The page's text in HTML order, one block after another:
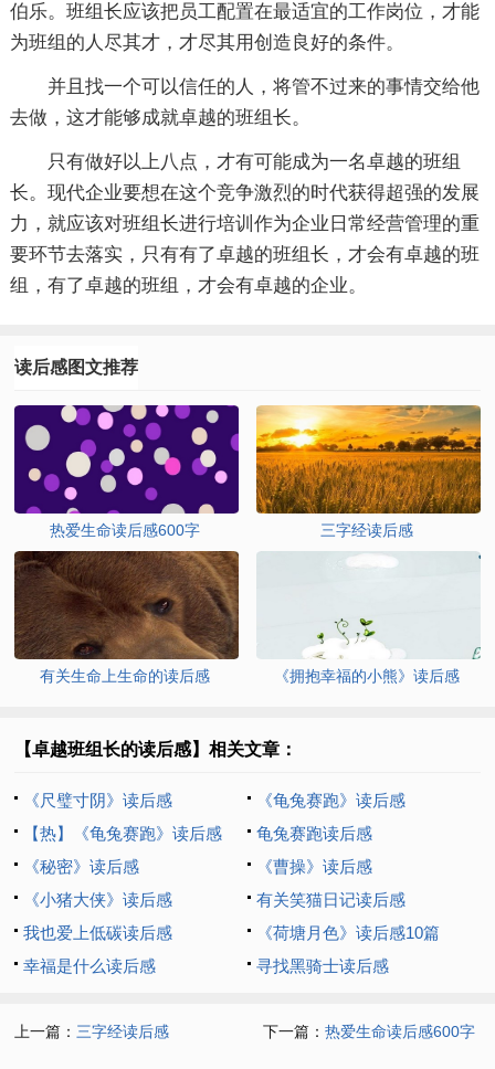
伯乐。班组长应该把员工配置在最适宜的工作岗位，才能
为班组的人尽其才，才尽其用创造良好的条件。
并且找一个可以信任的人，将管不过来的事情交给他
去做，这才能够成就卓越的班组长。
只有做好以上八点，才有可能成为一名卓越的班组
长。现代企业要想在这个竞争激烈的时代获得超强的发展
力，就应该对班组长进行培训作为企业日常经营管理的重
要环节去落实，只有有了卓越的班组长，才会有卓越的班
组，有了卓越的班组，才会有卓越的企业。
读后感图文推荐
热爱生命读后感600字 三字经读后感
有关生命上生命的读后感 《拥抱幸福的小熊》读后感
【卓越班组长的读后感】相关文章：
《尺璧寸阴》读后感
《龟兔赛跑》读后感
【热】《龟兔赛跑》读后感
龟兔赛跑读后感
《秘密》读后感
《曹操》读后感
《小猪大侠》读后感
有关笑猫日记读后感
我也爱上低碳读后感
《荷塘月色》读后感10篇
幸福是什么读后感
寻找黑骑士读后感
上一篇： 三字经读后感 下一篇：热爱生命读后感600字